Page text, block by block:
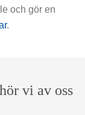
och gör en
.
vi av oss